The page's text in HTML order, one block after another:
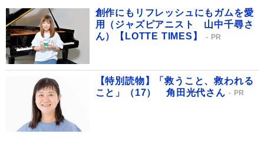
創作にもリフレッシュにもガムを愛
用（ジャズピアニスト 山中千尋さ
ん）【LOTTE TIMES】
PR
【特別読物】「救うこと、救われる
こと」（17） 角田光代さん
PR